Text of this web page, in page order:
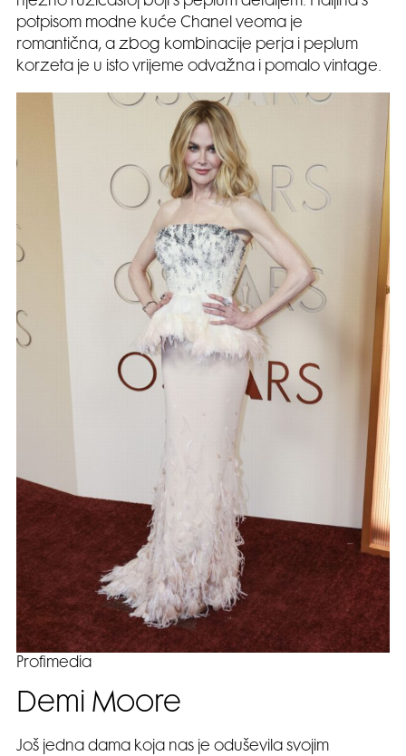
potpisom modne kuće Chanel veoma je
romantična, a zbog kombinacije perja i peplum
korzeta je u isto vrijeme odvažna i pomalo vintage.
Profimedia
Demi Moore
Još jedna dama koja nas je oduševila svojim